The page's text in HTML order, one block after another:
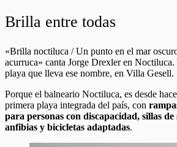
Brilla entre todas
«Brilla noctiluca / Un punto en el mar
acurruca» canta Jorge Drexler en Noctiluca.
playa que lleva ese nombre, en Villa Gesell.
Porque el balneario Noctiluca, es desde
primera playa integrada del país, con
para personas con discapacidad, sillas de
anfibias y bicicletas adaptadas.